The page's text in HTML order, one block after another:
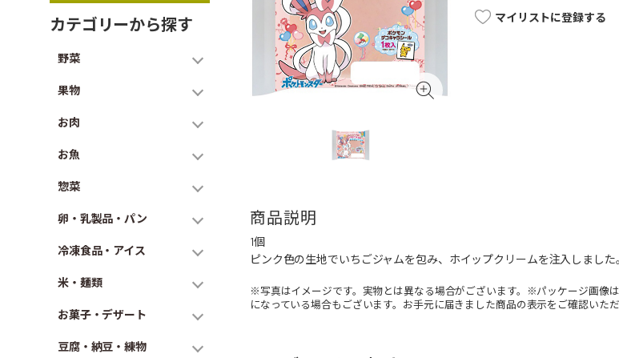
カテゴリーから探す
野菜
果物
お肉
お魚
惣菜
卵・乳製品・パン
冷凍食品・アイス
米・麺類
お菓子・デザート
豆腐・納豆・練物
マイリストに登録する
商品説明
1個
ピンク色の生地でいちごジャムを包み、ホイップクリームを注入しました
※写真はイメージです。実物とは異なる場合がございます。※パッケージ画像
になっている場合もございます。お手元に届きました商品の表示をご確認いた